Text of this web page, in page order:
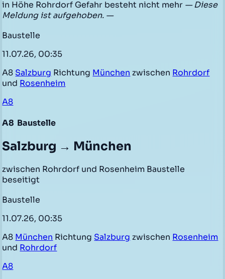
in Höhe Rohrdorf Gefahr besteht nicht mehr — Diese
Meldung ist aufgehoben. —
Baustelle
11.07.26, 00:35
A8 Salzburg Richtung München zwischen Rohrdorf
und Rosenheim
A8
A8 Baustelle
Salzburg → München
zwischen Rohrdorf und Rosenheim Baustelle
beseitigt
Baustelle
11.07.26, 00:35
A8 München Richtung Salzburg zwischen Rosenheim
und Rohrdorf
A8